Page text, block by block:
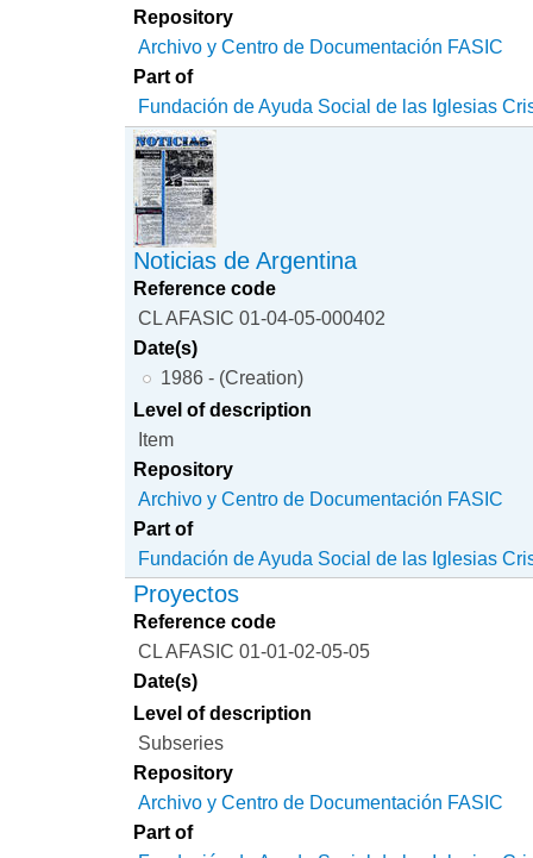
Repository
Archivo y Centro de Documentación FASIC
Part of
Fundación de Ayuda Social de las Iglesias
Noticias de Argentina
Reference code
CL AFASIC 01-04-05-000402
Date(s)
1986 - (Creation)
Level of description
Item
Repository
Archivo y Centro de Documentación FASIC
Part of
Fundación de Ayuda Social de las Iglesias
Proyectos
Reference code
CL AFASIC 01-01-02-05-05
Date(s)
Level of description
Subseries
Repository
Archivo y Centro de Documentación FASIC
Part of